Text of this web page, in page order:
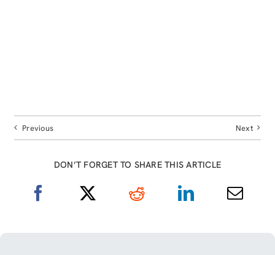
Previous Next
DON’T FORGET TO SHARE THIS ARTICLE